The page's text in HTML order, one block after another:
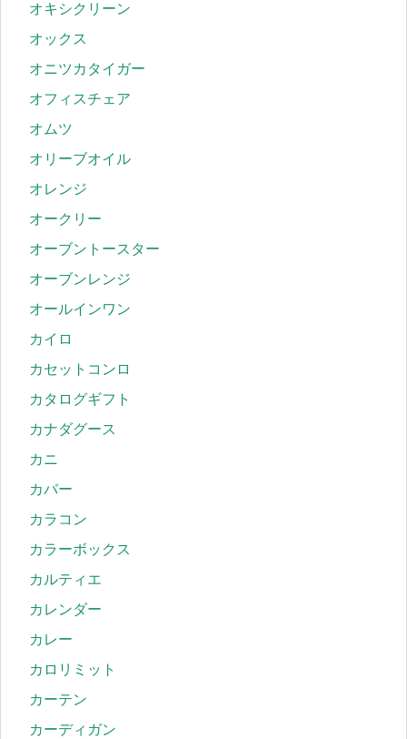
オキシクリーン
オックス
オニツカタイガー
オフィスチェア
オムツ
オリーブオイル
オレンジ
オークリー
オーブントースター
オーブンレンジ
オールインワン
カイロ
カセットコンロ
カタログギフト
カナダグース
カニ
カバー
カラコン
カラーボックス
カルティエ
カレンダー
カレー
カロリミット
カーテン
カーディガン